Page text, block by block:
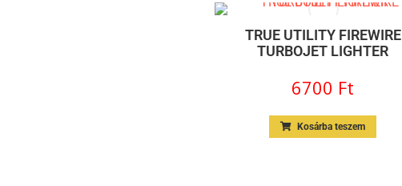
TRUE UTILITY FIREWIRE
TURBOJET LIGHTER
6700 Ft
Kosárba teszem